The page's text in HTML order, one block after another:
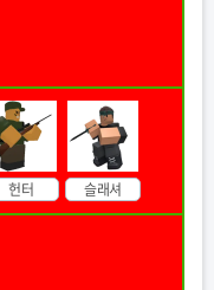
헌터 슬래셔